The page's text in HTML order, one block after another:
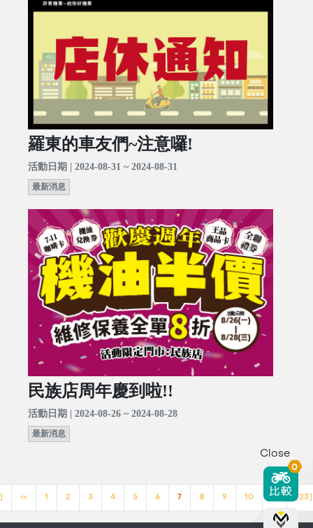
羅東的車友們~注意囉!
活動日期 | 2024-08-31 ~ 2024-08-31
最新消息
民族店周年慶到啦!!
活動日期 | 2024-08-26 ~ 2024-08-28
最新消息
<< 1 2 3 4 5 6 7 8 9 10 >> [23]
Close
0